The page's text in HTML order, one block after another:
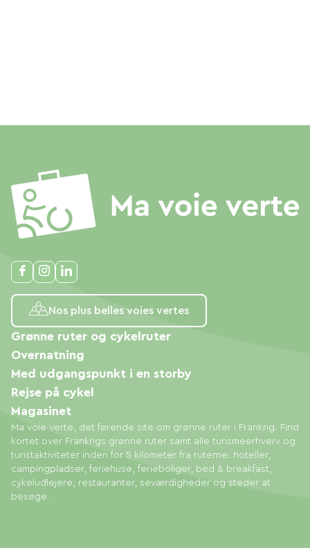
Nos plus belles voies vertes
Ma voie verte, det førende site om grønne ruter i Frankrig. Find
kortet over Frankrigs grønne ruter samt alle turismeerhverv og
turistaktiviteter inden for 5 kilometer fra ruterne: hoteller,
campingpladser, feriehuse, ferieboliger, bed & breakfast,
cykeludlejere, restauranter, seværdigheder og steder at
besøge.
Grønne ruter og cykelruter
Overnatning
Med udgangspunkt i en storby
Rejse på cykel
Magasinet